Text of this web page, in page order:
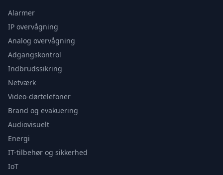
Alarmer
IP overvågning
Analog overvågning
Adgangskontrol
Indbrudssikring
Netværk
Video-dørtelefoner
Brand og evakuering
Audiovisuelt
Energi
IT-tilbehør og sikkerhed
IoT